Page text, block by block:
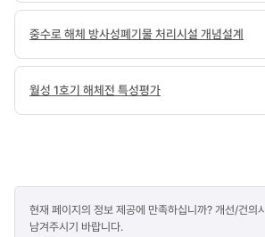
4단계,
부지
복원
해체
보고
주요
마일스톤
중수로 해체 방사성폐기물 처리시설 개념설계
월성 1호기 해체전 특성평가
만족도
조사
현재 페이지의 정보 제공에 만족하십니까? 개선/건의
남겨주시기 바랍니다.